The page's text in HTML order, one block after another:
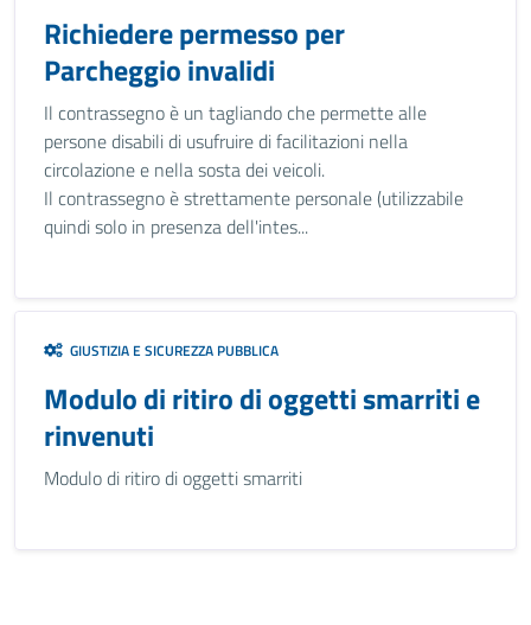
Richiedere permesso per
Parcheggio invalidi
Il contrassegno è un tagliando che permette alle
persone disabili di usufruire di facilitazioni nella
circolazione e nella sosta dei veicoli.
Il contrassegno è strettamente personale (utilizzabile
quindi solo in presenza dell'intes...
GIUSTIZIA E SICUREZZA PUBBLICA
Modulo di ritiro di oggetti smarriti e
rinvenuti
Modulo di ritiro di oggetti smarriti